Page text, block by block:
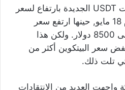
وتاريخياً, ارتبط إصدار عملات USDT الجديدة بارتفاع لسعر
البيتكوين, مثل ما حدث يوم 18 مايو, حينها ارتفع سعر
البيتكوين من 8100 دولار إلى 8500 دولار. ولكن هذا
سعر البيتكوين أكثر من
واجهت العديد من الانتقادات